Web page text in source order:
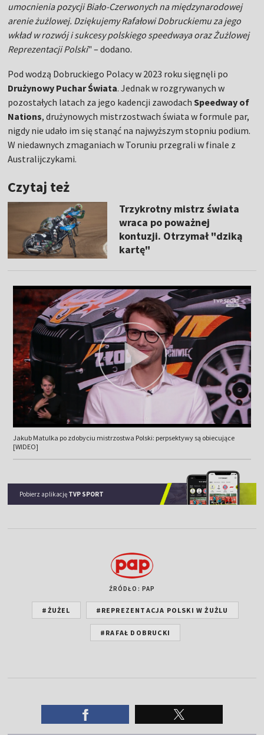
umocnienia pozycji Biało-Czerwonych na międzynarodowej
arenie żużlowej. Dziękujemy Rafałowi Dobruckiemu za jego
wkład w rozwój i sukcesy polskiego speedwaya oraz Żużlowej
Reprezentacji Polski" – dodano.
Pod wodzą Dobruckiego Polacy w 2023 roku sięgnęli po
Drużynowy Puchar Świata. Jednak w rozgrywanych w
pozostałych latach za jego kadencji zawodachSpeedway of
Nations, drużynowych mistrzostwach świata w formule par,
nigdy nie udało im się stanąć na najwyższym stopniu podium.
W niedawnych zmaganiach w Toruniu przegrali w finale z
Australijczykami.
Czytaj też
Trzykrotny mistrz świata
wraca po poważnej
kontuzji. Otrzymał "dziką
kartę"
Jakub Matulka po zdobyciu mistrzostwa Polski: perpsektywy są obiecujące
[WIDEO]
Pobierz aplikację TVP SPORT
ŹRÓDŁO: PAP
#ŻUŻEL #REPREZENTACJA POLSKI W ŻUŻLU
#RAFAŁ DOBRUCKI